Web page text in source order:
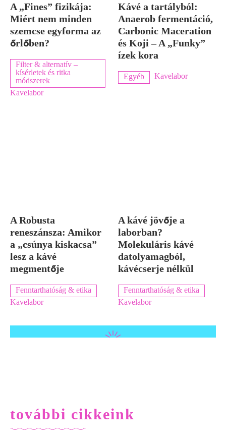
A „Fines” fizikája:
Miért nem minden
szemcse egyforma az
őrlőben?
Filter & alternatív –
kísérletek és ritka
módszerek
Kavelabor
Kávé a tartályból:
Anaerob fermentáció,
Carbonic Maceration
és Koji – A „Funky”
ízek kora
Egyéb Kavelabor
A Robusta
reneszánsza: Amikor
a „csúnya kiskacsa”
lesz a kávé
megmentője
Fenntarthatóság & etika
Kavelabor
A kávé jövője a
laborban?
Molekuláris kávé
datolyamagból,
kávécserje nélkül
Fenntarthatóság & etika
Kavelabor
további cikkeink